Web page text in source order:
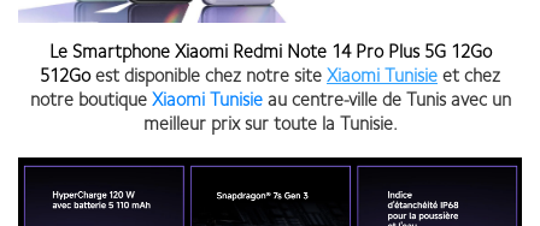
Le Smartphone Xiaomi Redmi Note 14 Pro Plus 5G 12Go
512Go est disponible chez notre site Xiaomi Tunisie et chez
notre boutique Xiaomi Tunisie au centre-ville de Tunis avec un
meilleur prix sur toute la Tunisie.